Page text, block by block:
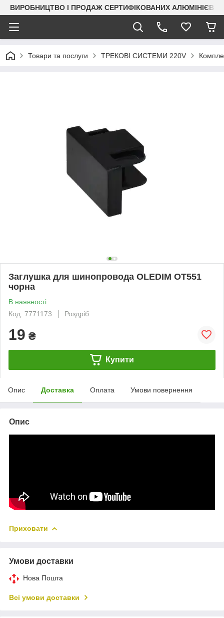
ВИРОБНИЦТВО І ПРОДАЖ СЕРТИФІКОВАНИХ
Товари та послуги ТРЕКОВІ СИСТЕМИ 220V
Заглушка для шинопровода OLEDIM OT551
чорна
В наявності
Код: 7771173
Роздріб
19 ₴
Купити
Опис Доставка Оплата Умови повернення
Опис
Приховати
Умови доставки
Нова Пошта
Всі умови доставки